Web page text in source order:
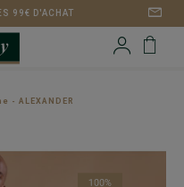
99€ D'ACHAT
ALEXANDER